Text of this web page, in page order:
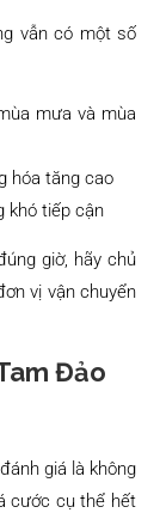
vẫn có một số
mưa và mùa
hóa tăng cao
khó tiếp cận
giờ, hãy chủ
vị vận chuyển
Đảo
giá là không
cước cụ thể hết